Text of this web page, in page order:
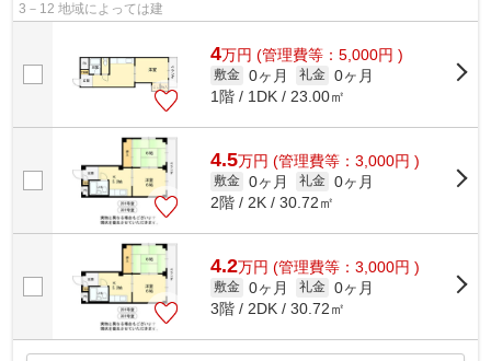
3－12 地域によっては建
4万円 (管理費等：5,000円 )
敷金 0ヶ月 礼金 0ヶ月
1階 / 1DK / 23.00㎡
4.5万円 (管理費等：3,000円 )
敷金 0ヶ月 礼金 0ヶ月
2階 / 2K / 30.72㎡
4.2万円 (管理費等：3,000円 )
敷金 0ヶ月 礼金 0ヶ月
3階 / 2DK / 30.72㎡